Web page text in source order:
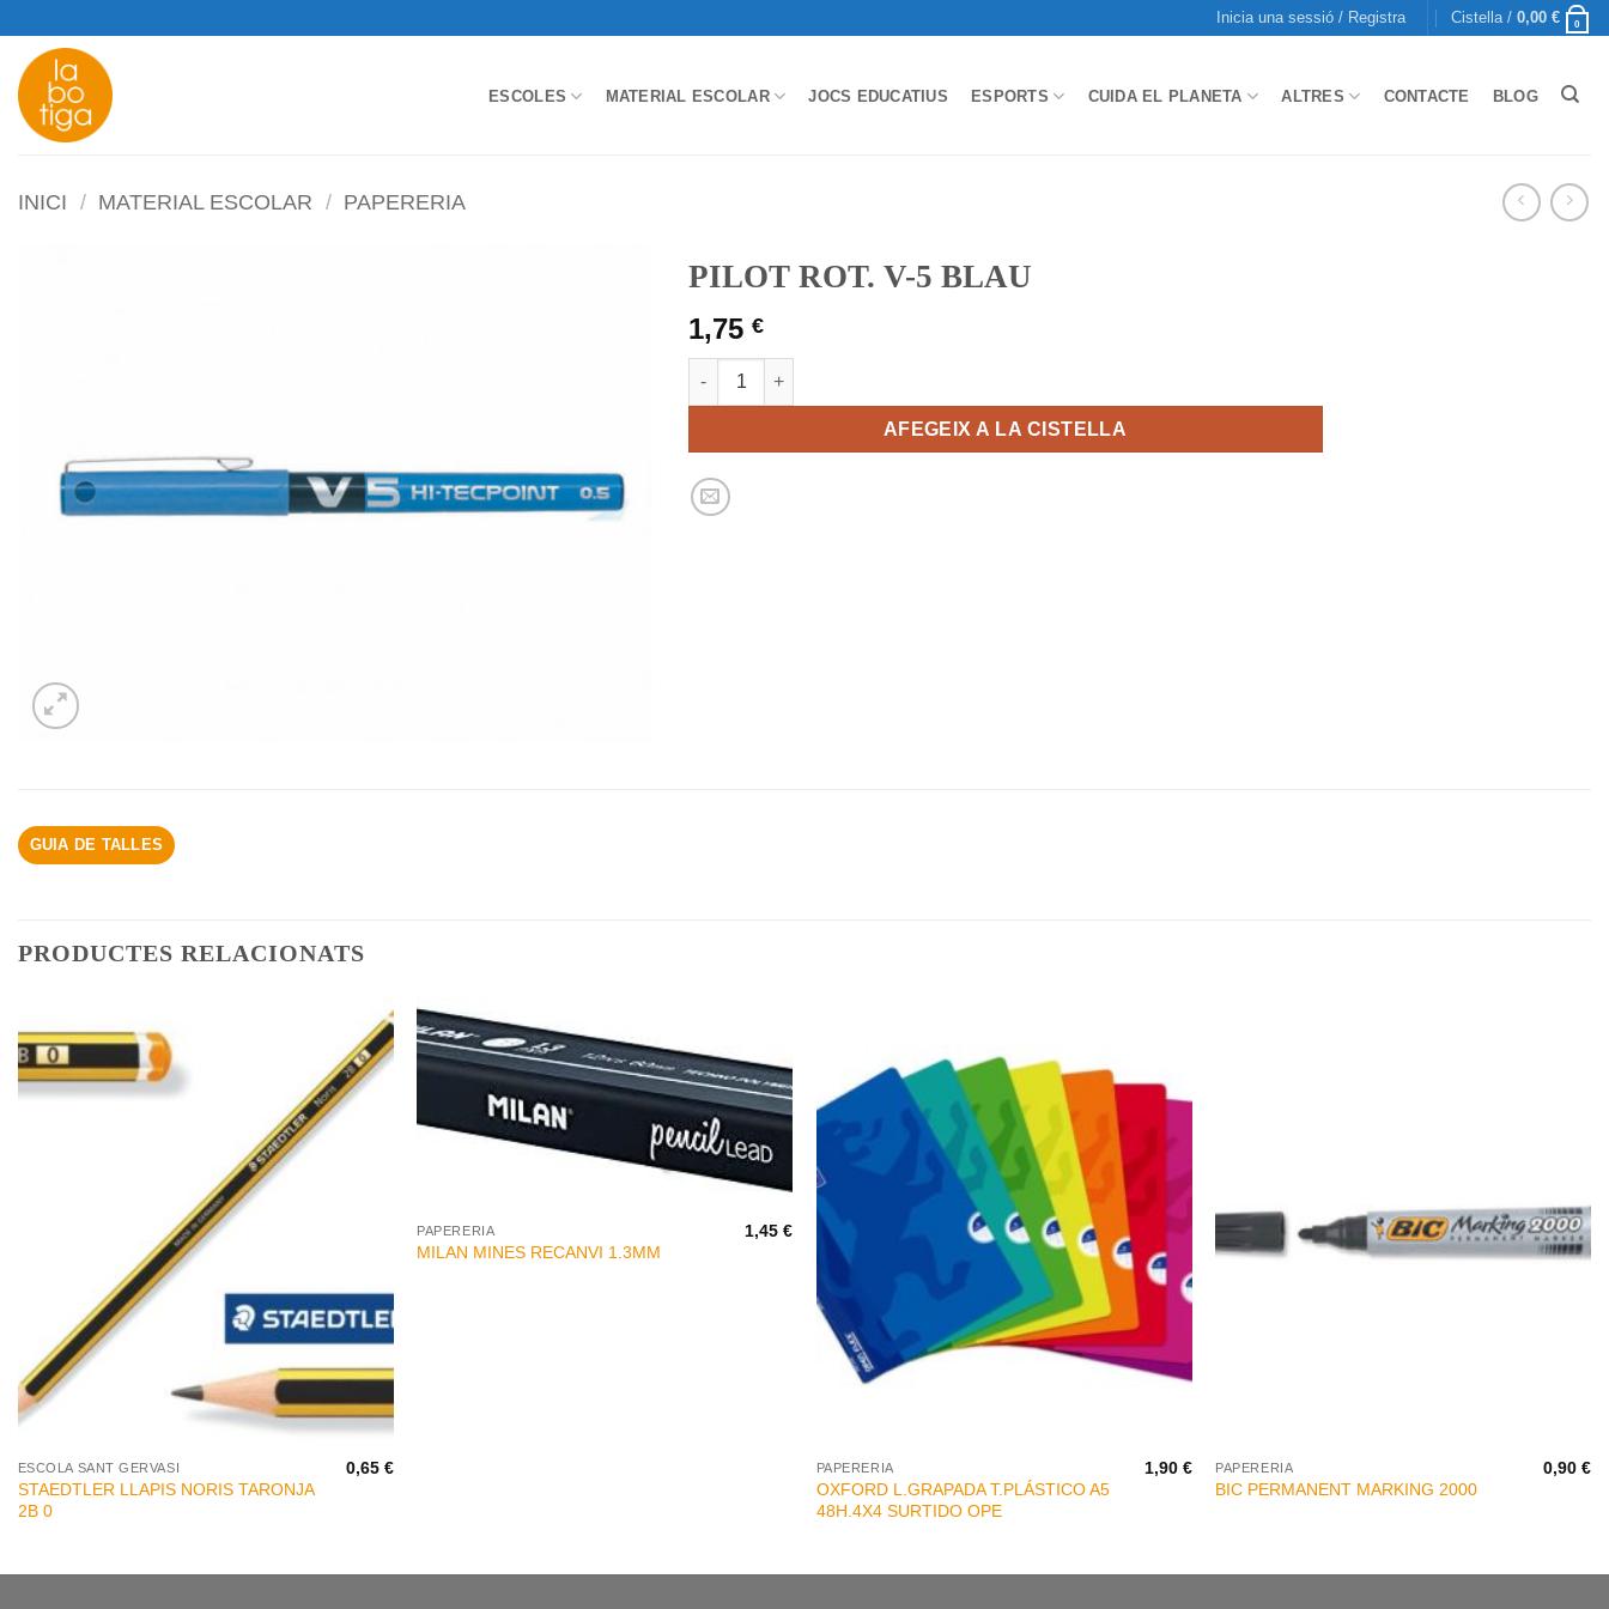
content
Inicia una sessió / Registra Cistella / 0,00 € 0
ESCOLES MATERIAL ESCOLAR JOCS EDUCATIUS ESPORTS CUIDA EL PLANETA ALTRES CONTACTE BLOG
INICI / MATERIAL ESCOLAR / PAPERERIA
PILOT ROT. V-5 BLAU
1,75 €
quantitat de PILOT ROT. V-5 BLAU
AFEGEIX A LA CISTELLA
GUIA DE TALLES
PRODUCTES RELACIONATS
ESCOLA SANT GERVASI
STAEDTLER LLAPIS NORIS TARONJA
2B 0
0,65 €
PAPERERIA
MILAN MINES RECANVI 1.3MM
1,45€
PAPERERIA
OXFORD L.GRAPADA T.PLÁSTICO A5
48H.4X4 SURTIDO OPE
1,90 € PAPERERIA
BIC PERMANENT MARKING 2000
0,90€